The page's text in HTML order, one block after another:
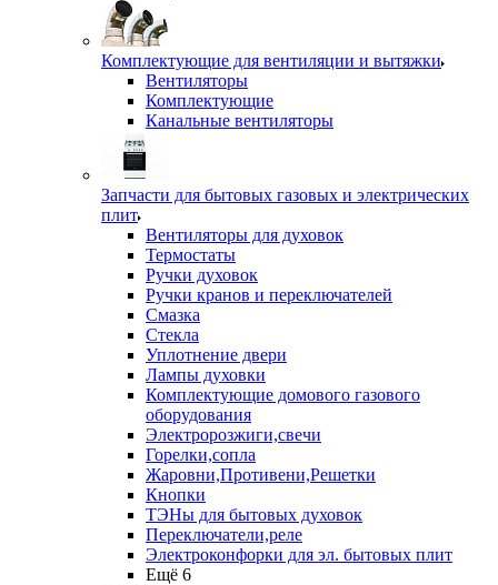
Комплектующие для вентиляции и вытяжки
Вентиляторы
Комплектующие
Канальные вентиляторы
Запчасти для бытовых газовых и электрических
плит
Вентиляторы для духовок
Термостаты
Ручки духовок
Ручки кранов и переключателей
Смазка
Стекла
Уплотнение двери
Лампы духовки
Комплектующие домового газового
оборудования
Электророзжиги,свечи
Горелки,сопла
Жаровни,Противени,Решетки
Кнопки
ТЭНы для бытовых духовок
Переключатели,реле
Электроконфорки для эл. бытовых плит
Ещё 6